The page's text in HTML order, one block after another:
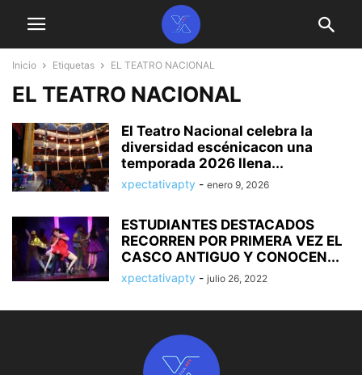
Inicio Etiquetas EL TEATRO NACIONAL
EL TEATRO NACIONAL
El Teatro Nacional celebra la
diversidad escénicacon una
temporada 2026 llena...
xpectativapty - enero 9, 2026
ESTUDIANTES DESTACADOS
RECORREN POR PRIMERA VEZ EL
CASCO ANTIGUO Y CONOCEN...
xpectativapty - julio 26, 2022